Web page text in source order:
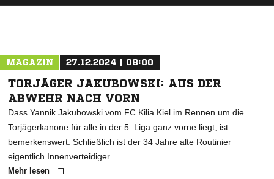
MAGAZIN 27.12.2024 | 08:00
TORJÄGER JAKUBOWSKI: AUS DER
ABWEHR NACH VORN
Dass Yannik Jakubowski vom FC Kilia Kiel im Rennen um die
Torjägerkanone für alle in der 5. Liga ganz vorne liegt, ist
bemerkenswert. Schließlich ist der 34 Jahre alte Routinier
eigentlich Innenverteidiger.
Mehr lesen